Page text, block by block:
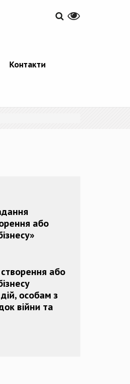
Контакти
або
або
особам з
війни та